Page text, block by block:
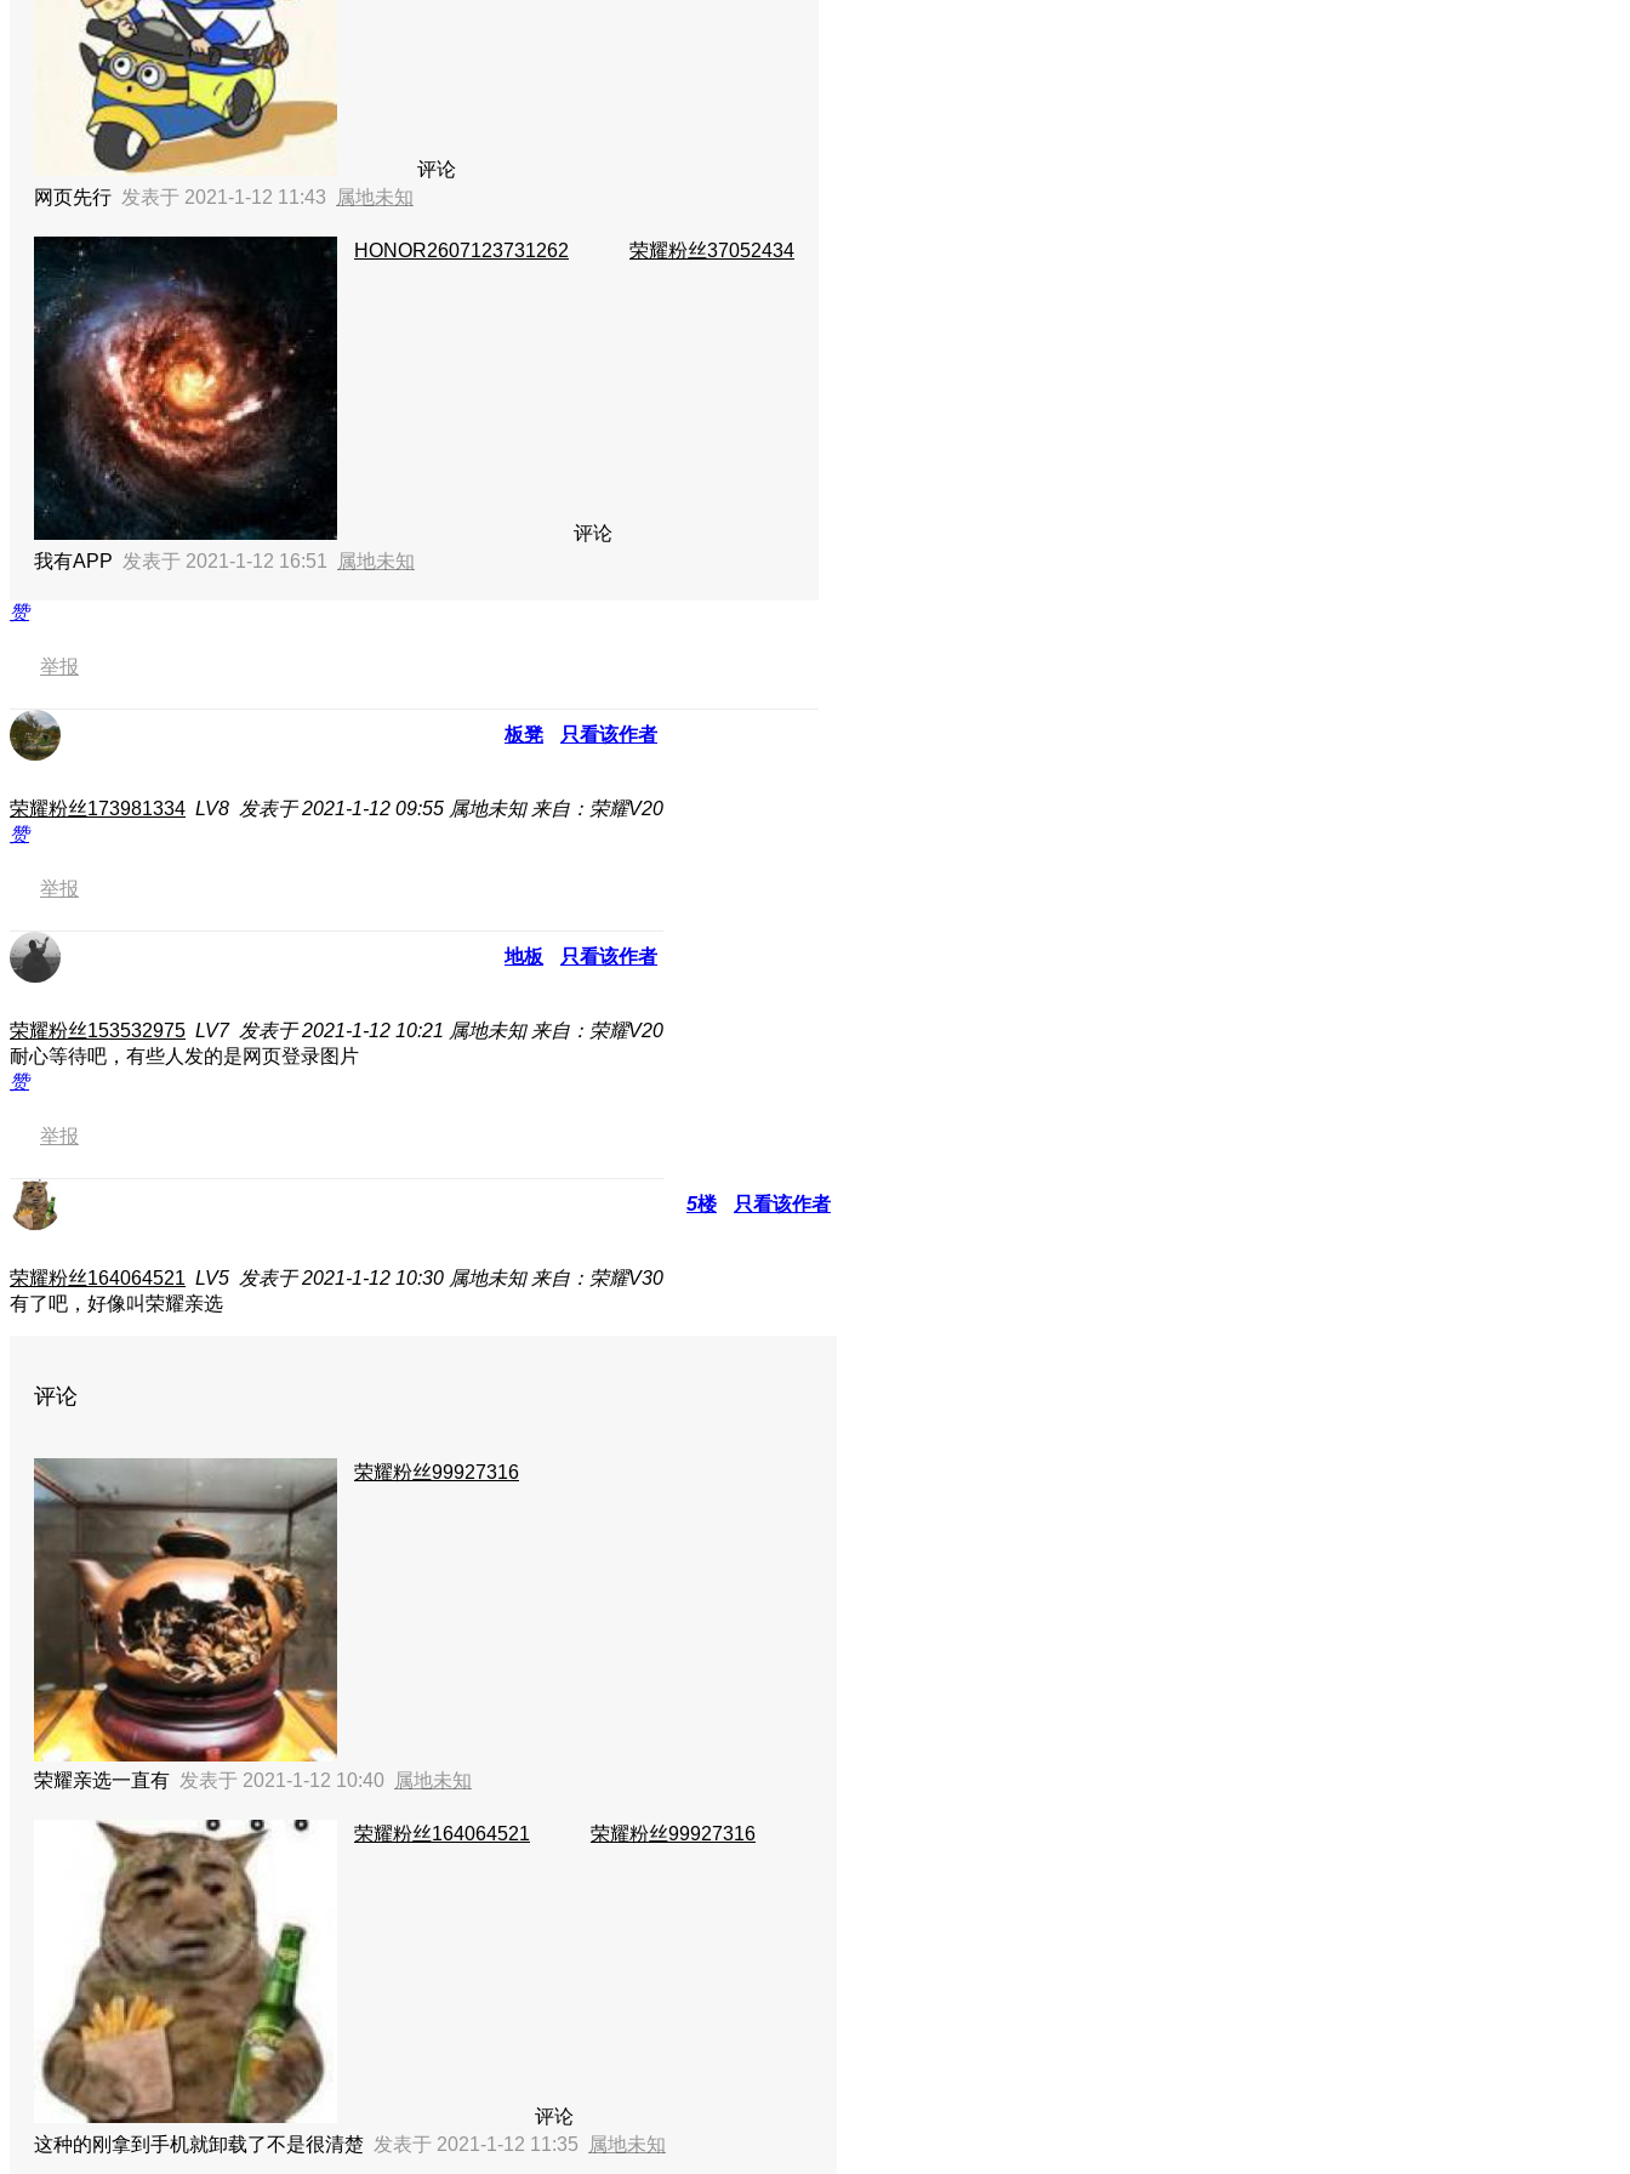
评论
网页先行 发表于 2021-1-12 11:43 属地未知
HONOR2607123731262
评论
荣耀粉丝37052434
我有APP 发表于 2021-1-12 16:51 属地未知
赞
举报
板凳 只看该作者
荣耀粉丝173981334 LV8 发表于 2021-1-12 09:55 属地未知 来自：荣耀V20
赞
举报
地板 只看该作者
荣耀粉丝153532975 LV7 发表于 2021-1-12 10:21 属地未知 来自：荣耀V20
耐心等待吧，有些人发的是网页登录图片
赞
举报
5楼 只看该作者
荣耀粉丝164064521 LV5 发表于 2021-1-12 10:30 属地未知 来自：荣耀V30
有了吧，好像叫荣耀亲选
评论
荣耀粉丝99927316
荣耀亲选一直有 发表于 2021-1-12 10:40 属地未知
荣耀粉丝164064521
评论
荣耀粉丝99927316
这种的刚拿到手机就卸载了不是很清楚 发表于 2021-1-12 11:35 属地未知